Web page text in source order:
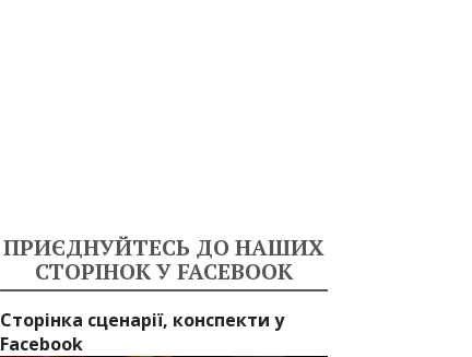
ПРИЄДНУЙТЕСЬ ДО НАШИХ
СТОРІНОК У FACEBOOK
Сторінка сценарії, конспекти у
Facebook